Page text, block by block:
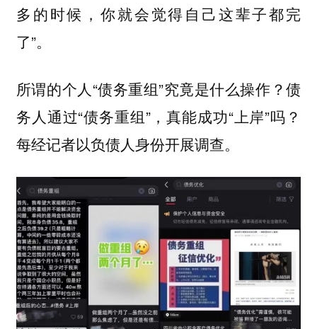
多的时候，你就会觉得自己这辈子都完
了”。
所谓的个人“债务重组”究竟是什么操作？债
务人通过“债务重组”，真能成功“上岸”吗？
每经记者以负债人身份开展调查。